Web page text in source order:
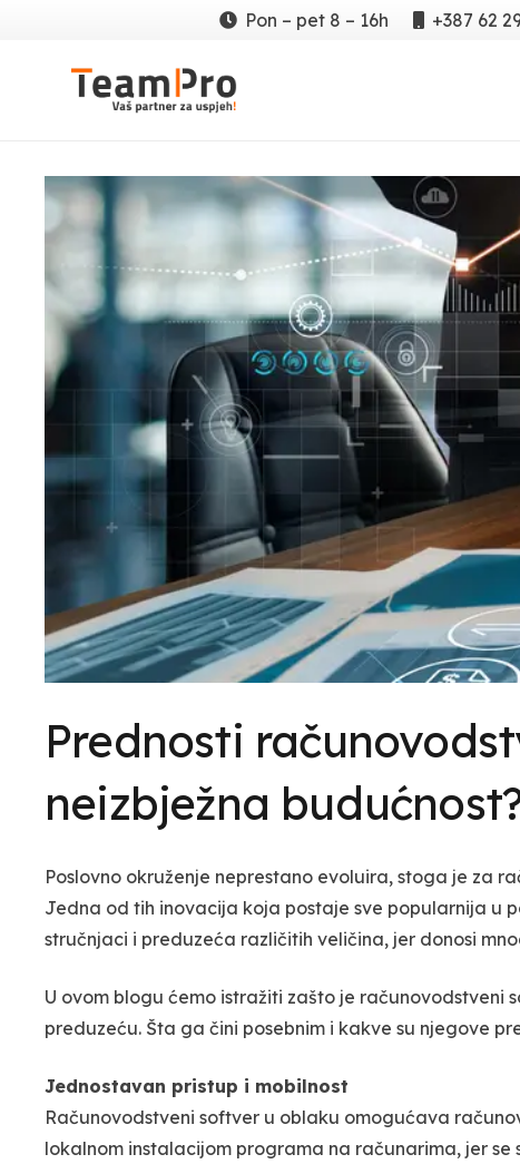
Pon – pet 8 – 16h +387 62
Prednosti
neizbježna
Poslovno okruženje neprestano evoluira, stoga je za
Jedna od tih inovacija koja postaje sve popularnija u
stručnjaci i preduzeća različitih veličina, jer donosi
U ovom blogu ćemo istražiti zašto je
preduzeću. Šta ga čini posebnim i kakve su njegove
Jednostavan pristup i mobilnost
Računovodstveni softver u oblaku omogućava
lokalnom instalacijom programa na računarima, jer